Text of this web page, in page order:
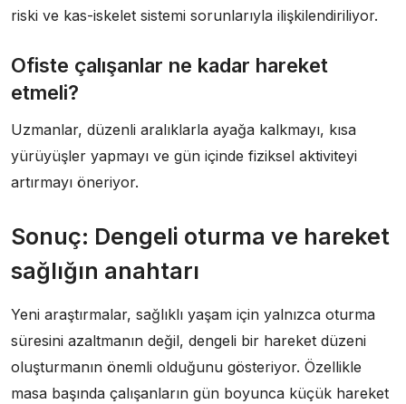
riski ve kas-iskelet sistemi sorunlarıyla ilişkilendiriliyor.
Ofiste çalışanlar ne kadar hareket
etmeli?
Uzmanlar, düzenli aralıklarla ayağa kalkmayı, kısa
yürüyüşler yapmayı ve gün içinde fiziksel aktiviteyi
artırmayı öneriyor.
Sonuç: Dengeli oturma ve hareket
sağlığın anahtarı
Yeni araştırmalar, sağlıklı yaşam için yalnızca oturma
süresini azaltmanın değil, dengeli bir hareket düzeni
oluşturmanın önemli olduğunu gösteriyor. Özellikle
masa başında çalışanların gün boyunca küçük hareket